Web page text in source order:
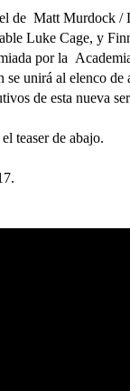
de Matt Murdock
Luke Cage, y
por la
se unirá al elenco
de esta nueva
teaser de abajo.